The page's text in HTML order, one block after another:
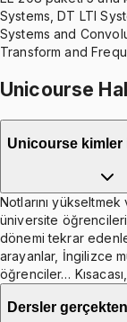
Systems, DT LTI
Systems and
Transform and
Unicourse
Unicourse
Notlarını
üniversite
dönemi tekrar
arayanlar, İngilizce
öğrenciler…
Dersler